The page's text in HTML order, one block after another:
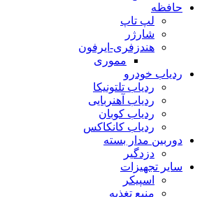
حافظه
لپ تاپ
شارژر
هندزفری-ایرفون
مموری
ردیاب خودرو
ردیاب تلتونیکا
ردیاب آهنربایی
ردیاب کوبان
ردیاب کانکاکس
دوربین مدار بسته
دزدگیر
سایر تجهیزات
اسپیکر
منبع تغذیه